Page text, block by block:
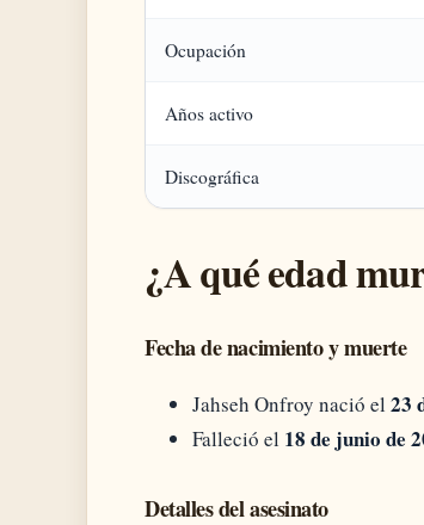
Ocupación
Años activo
Discográfica
¿A qué edad
Fecha de nacimiento y muerte
Jahseh Onfroy nació el 23
Falleció el 18 de junio de
Detalles del asesinato